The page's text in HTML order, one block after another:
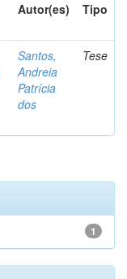
Autor(es) Tipo
Santos,
Andreia
Patrícia
dos
Tese
1